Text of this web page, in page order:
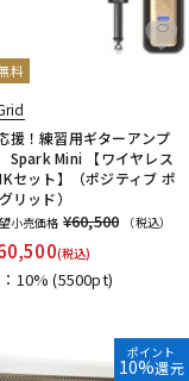
料
援！練習用ギターアンプ
Spark Mini 【ワイヤレス
セット】（ポジティブ ポ
リッド）
小売価格 ¥60,500
（税込）
(税込)
10%(5500pt)
ポイント
10%還元